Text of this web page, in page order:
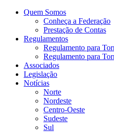
Site da Federação Internacional
Quem Somos
Conheça a Federação
Prestação de Contas
Regulamentos
Regulamento para
Regulamento para
Associados
Legislação
Notícias
Norte
Nordeste
Centro-Oeste
Sudeste
Sul